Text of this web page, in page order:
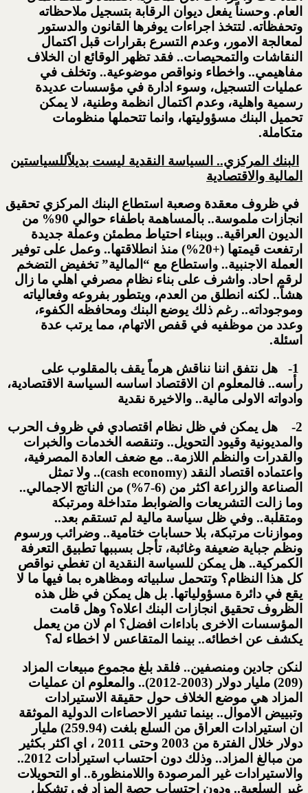
العام. وحسناً يفعل ديوان الرقابة بتسجيل ملاحظاته
وتحفظاته. لتتخذ اجراءات يوفرها القانون والدستور
لمعالجة الامور، وعدم التسرع بقرارات قبل اكتمال
النقاشات والتمحيصات.. فقد تظهر الوقائع ان الخلاف
مفاهيمي.. واخطاء ونواقص موضوعية.. وتخلف في
عمليات التسجيل، وسوء ادارة في مؤسسات عديدة
رسمية واهلية، وعدم اكتمال انظمة وطنية، لا يمكن
تحميل البنك مسؤوليتها، وانما تتحملها منظومات
متكاملة.
البنك المركزي.. السياسة النقدية ليست بديلاًللسياستين
المالية والاقتصادية
في ظروف معقدة وصعبة استطاع البنك المركزي تحقيق
انجازات ملموسة.. بالمساهمة باطفاء حوالي 90% من
الديون العراقية.. وببناء احتياط مطمئن وعملة جديدة
ارتفعت قيمتها (+20%) منذ انطلاقتها.. وعمل على توفير
العملة الاجنبية.. واستطاع مع “المالية” تخفيض التضخم
لرقم احاد. واشرف على بناء نظام مصرفي اهلي ما زال
هشاً.. لكنه انطلق من العدم، ويتطور بفروعه وفعالياته
وموجوداته.. رغم ذلك يوضع البنك ومحافظه الكفوء،
وعدد من موظفيه في قفص الاتهام، مما يرتب عدة
اسئلة.
1- هل نتفق اننا نناقش هرماً يقف بالمقلوب على
رأسه.. فالمعلوم ان الاقتصاد اساسه السياسة الاقتصادية،
وادواته الاولى مالية.. والاخيرة نقدية
2- هل يمكن في ظل نظام اقتصادي في ظروف الحرب
والمديونية وقيود التحويل.. وتنقصه الخدمات والخبرات
والقدرات والنظم اللازمة.. مع ضعف العادة المصرفية،
واعتماده اقتصاد النقد (cash economy).. ولا تمثل
الصناعة والزراعة اكثر من (6-7%) من الناتج الاجمالي..
وما زالت التشريعات والضوابط متداخلة ومرتبكة
ومتقلبة.. وفي ظل سياسة مالية لم تستقم بعد..
وموازنات مرتبكة، بلا حسابات ختامية.. وضرائب ورسوم
ونظم جباية ضعيفة وغائبة، تأجل بسببها تطبيق التعرفة
الكمركية.. هل يمكن للسياسة النقدية ان تغطي نواقص
كل هذا النظام؟ وتتحمل سلبياته ومظاهره بما فيها ما لا
يقع في دائرة مسؤولياتها. بل هل يمكن في ظل هذه
الظروف تحقيق انجازات البنك اعلاه؟ وهل قامت
المؤسسات الاخرى باداءات افضل؟ ام لان من يعمل
يكشف عن اخطائه.. بينما المتقاعس لا اخطاء له؟
لنكن جادين ومنصفين.. فلقد بلغ مجموع مبيعات المزاد
(209) مليار دولار (2003-2012).. والمعلوم ان عمليات
المزاد هي موضع الخلاف حول حقيقة الاستيرادات
وتبييض الاموال.. بينما تشير الاحصاءات الدولية الموثقة
ان استيرادات العراق من السلع بلغت (259.94) مليار
دولار خلال الفترة من 2003 وحتى 2011 ، اي اكثر بكثير
من مبالغ المزاد.. وذلك دون احتساب استيرادات 2012..
والاستيرادات غير المرصودة واللامنظورة.. او التحويلات
غير السلعية.. ودون احتساب حصة المزاد في تشكيل